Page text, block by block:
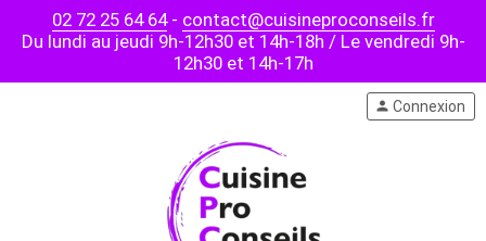
02 72 25 64 64- contact@cuisineproconseils.fr
Du lundi au jeudi 9h-12h30 et 14h-18h / Le vendredi 9h-
12h30 et 14h-17h
person Connexion